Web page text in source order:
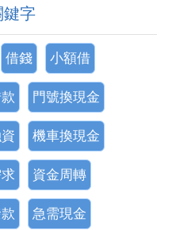
鍵字
借錢 小額借
門號換現金
機車換現金
資金周轉
急需現金